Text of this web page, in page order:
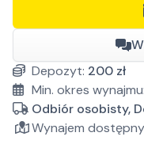
Depozyt: 200 zł
Min. okres wynajmu:
Odbiór osobisty,
Wynajem